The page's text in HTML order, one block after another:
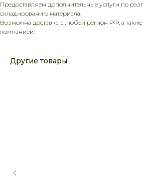
Предоставляем дополнительные услуги по
складированию материала.
Возможна доставка в любой регион РФ, а
компанией.
Другие товары